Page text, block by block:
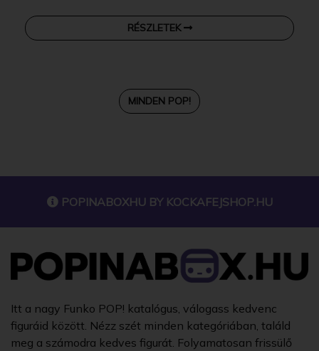
RÉSZLETEK
MINDEN POP!
POPINABOXHU BY KOCKAFEJSHOP.HU
Itt a nagy Funko POP! katalógus, válogass kedvenc
figuráid között. Nézz szét minden kategóriában, találd
meg a számodra kedves figurát. Folyamatosan frissülő